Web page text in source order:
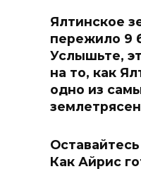
Ялтинское
пережило 9
Услышьте,
на то, как
одно из
Как Айрис